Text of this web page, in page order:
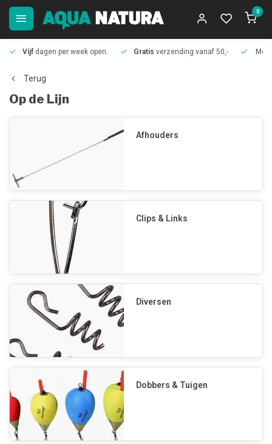
0
Vijf dagen per week open. Gratis verzending vanaf 50,-
Terug
Op de Lijn
Afhouders
Clips & Links
Diversen
Dobbers & Tuigen